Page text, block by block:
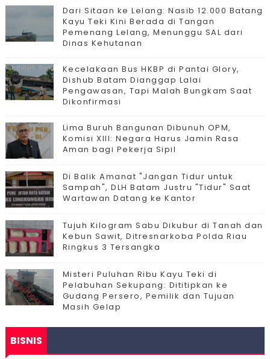
Dari Sitaan ke Lelang: Nasib 12.000 Batang
Kayu Teki Kini Berada di Tangan
Pemenang Lelang, Menunggu SAL dari
Dinas Kehutanan
Kecelakaan Bus HKBP di Pantai Glory,
Dishub Batam Dianggap Lalai
Pengawasan, Tapi Malah Bungkam Saat
Dikonfirmasi
Lima Buruh Bangunan Dibunuh OPM,
Komisi XIII: Negara Harus Jamin Rasa
Aman bagi Pekerja Sipil
Di Balik Amanat "Jangan Tidur untuk
Sampah", DLH Batam Justru "Tidur" Saat
Wartawan Datang ke Kantor
Tujuh Kilogram Sabu Dikubur di Tanah dan
Kebun Sawit, Ditresnarkoba Polda Riau
Ringkus 3 Tersangka
Misteri Puluhan Ribu Kayu Teki di
Pelabuhan Sekupang: Dititipkan ke
Gudang Persero, Pemilik dan Tujuan
Masih Gelap
BISNIS